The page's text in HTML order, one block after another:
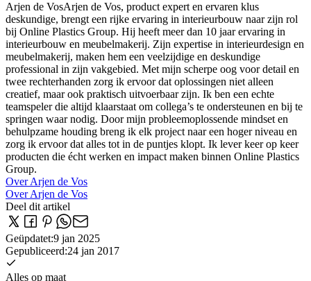
Arjen de VosArjen de Vos, product expert en ervaren klus
deskundige, brengt een rijke ervaring in interieurbouw naar zijn rol
bij Online Plastics Group. Hij heeft meer dan 10 jaar ervaring in
interieurbouw en meubelmakerij. Zijn expertise in interieurdesign en
meubelmakerij, maken hem een veelzijdige en deskundige
professional in zijn vakgebied. Met mijn scherpe oog voor detail en
twee rechterhanden zorg ik ervoor dat oplossingen niet alleen
creatief, maar ook praktisch uitvoerbaar zijn. Ik ben een echte
teamspeler die altijd klaarstaat om collega’s te ondersteunen en bij te
springen waar nodig. Door mijn probleemoplossende mindset en
behulpzame houding breng ik elk project naar een hoger niveau en
zorg ik ervoor dat alles tot in de puntjes klopt. Ik lever keer op keer
producten die écht werken en impact maken binnen Online Plastics
Group.
Over Arjen de Vos
Over Arjen de Vos
Deel dit artikel
Geüpdatet:9 jan 2025
Gepubliceerd:24 jan 2017
Alles op maat